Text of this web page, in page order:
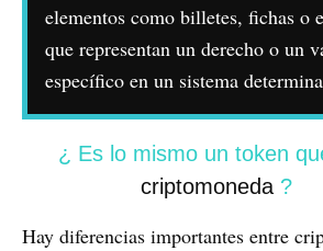
elementos como billetes, fichas o
que representan un derecho o un
específico en un sistema
¿ Es lo mismo un token
criptomoneda ?
Hay diferencias importantes entre